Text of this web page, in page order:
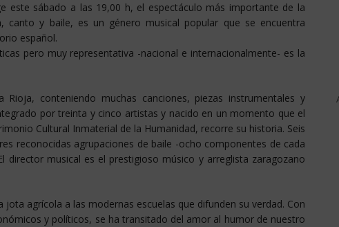
este sábado a las 19,00 h, el espectáculo más importante de la
y baile, es un género musical popular que se encuentra
español.
pero muy representativa -nacional e internacionalmente- es la
conteniendo muchas canciones, piezas instrumentales y
por treinta y cinco artistas y nacido en un momento que el
Cultural Inmaterial de la Humanidad, recorre su historia. Seis
reconocidas agrupaciones de baile -ocho componentes de cada
director musical es el prestigioso músico y arreglista zaragozano
agrícola a las modernas escuelas que difunden su verdad. Con
y políticos, se ha transitado del amor al humor de nuestro